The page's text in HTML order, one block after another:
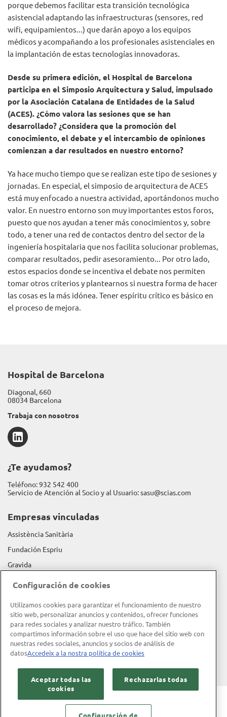
porque debemos facilitar esta transición tecnológica
asistencial adaptando las infraestructuras (sensores, red
wifi, equipamientos...) que darán apoyo a los equipos
médicos y acompañando a los profesionales asistenciales en
la implantación de estas tecnologías innovadoras.
Desde su primera edición, el Hospital de Barcelona
participa en el Simposio Arquitectura y Salud, impulsado
por la Asociación Catalana de Entidades de la Salud
(ACES). ¿Cómo valora las sesiones que se han
desarrollado? ¿Considera que la promoción del
conocimiento, el debate y el intercambio de opiniones
comienzan a dar resultados en nuestro entorno?
Ya hace mucho tiempo que se realizan este tipo de sesiones y
jornadas. En especial, el simposio de arquitectura de ACES
está muy enfocado a nuestra actividad, aportándonos mucho
valor. En nuestro entorno son muy importantes estos foros,
puesto que nos ayudan a tener más conocimientos y, sobre
todo, a tener una red de contactos dentro del sector de la
ingeniería hospitalaria que nos facilita solucionar problemas,
comparar resultados, pedir asesoramiento... Por otro lado,
estos espacios donde se incentiva el debate nos permiten
tomar otros criterios y plantearnos si nuestra forma de hacer
las cosas es la más idónea. Tener espíritu crítico es básico en
el proceso de mejora.
Hospital de Barcelona
Diagonal, 660
08034 Barcelona
Trabaja con nosotros
¿Te ayudamos?
Teléfono:932 542 400
Servicio de Atención al Socio y al Usuario:sasu@scias.com
Empresas vinculadas
Assistència Sanitària
Fundación Espriu
Gravida
Información corporativa
Memoria de actividad
Memoria RSC
Política de calidad
Objeto social y misión
Código ético
Política de privacidad
Configuración de cookies
Utilizamos cookies para garantizar el funcionamiento de nuestro
sitio web, personalizar anuncios y contenidos, ofrecer funciones
para redes sociales y analizar nuestro tráfico. También
compartimos información sobre el uso que hace del sitio web con
nuestras redes sociales, anuncios y socios de análisis de
datosAccedeix a la nostra política de cookies
Aceptar todas las
cookies
Rechazarlas todas